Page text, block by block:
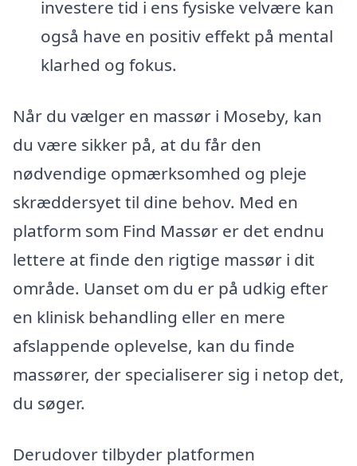
investere tid i ens fysiske velvære kan
også have en positiv effekt på mental
klarhed og fokus.
Når du vælger en massør i Moseby, kan
du være sikker på, at du får den
nødvendige opmærksomhed og pleje
skræddersyet til dine behov. Med en
platform som Find Massør er det endnu
lettere at finde den rigtige massør i dit
område. Uanset om du er på udkig efter
en klinisk behandling eller en mere
afslappende oplevelse, kan du finde
massører, der specialiserer sig i netop det,
du søger.
Derudover tilbyder platformen